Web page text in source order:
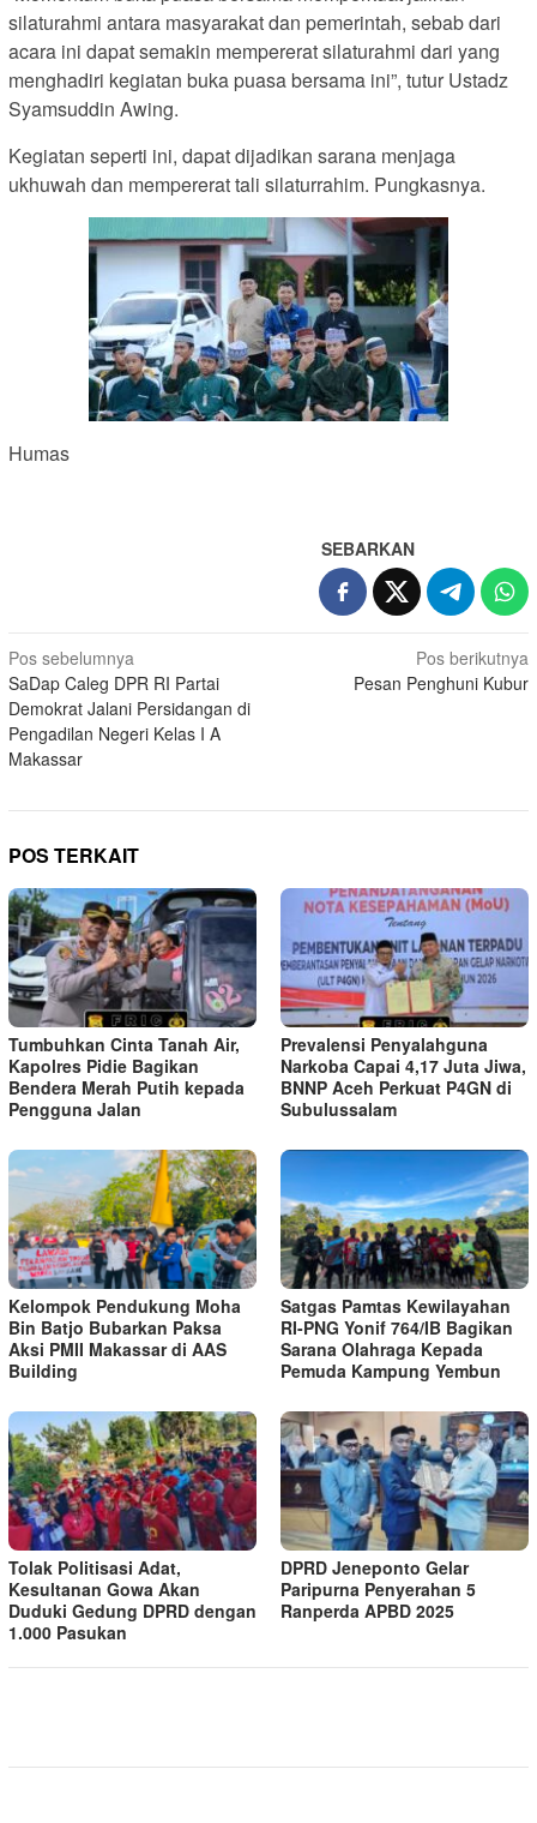
silaturahmi antara masyarakat dan pemerintah, sebab dari
acara ini dapat semakin mempererat silaturahmi dari yang
menghadiri kegiatan buka puasa bersama ini”, tutur Ustadz
Syamsuddin Awing.
Kegiatan seperti ini, dapat dijadikan sarana menjaga
ukhuwah dan mempererat tali silaturrahim. Pungkasnya.
Humas
SEBARKAN
Navigasi
pos
Pos sebelumnya
SaDap Caleg DPR RI Partai
Demokrat Jalani Persidangan di
Pengadilan Negeri Kelas I A
Makassar
Pos berikutnya
Pesan Penghuni Kubur
POS TERKAIT
Tumbuhkan Cinta Tanah Air,
Kapolres Pidie Bagikan
Bendera Merah Putih kepada
Pengguna Jalan ‎
Prevalensi Penyalahguna
Narkoba Capai 4,17 Juta Jiwa,
BNNP Aceh Perkuat P4GN di
Subulussalam
Kelompok Pendukung Moha
Bin Batjo Bubarkan Paksa
Aksi PMII Makassar di AAS
Building
Satgas Pamtas Kewilayahan
RI-PNG Yonif 764/IB Bagikan
Sarana Olahraga Kepada
Pemuda Kampung Yembun
Tolak Politisasi Adat,
Kesultanan Gowa Akan
Duduki Gedung DPRD dengan
1.000 Pasukan
DPRD Jeneponto Gelar
Paripurna Penyerahan 5
Ranperda APBD 2025